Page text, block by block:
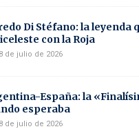
Di Stéfano: la leyenda
con la Roja
de julio de 2026
España: la
esperaba
de julio de 2026